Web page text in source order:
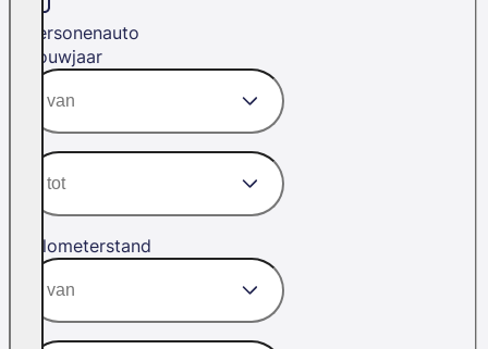
Personenauto
Bouwjaar
Kilometerstand